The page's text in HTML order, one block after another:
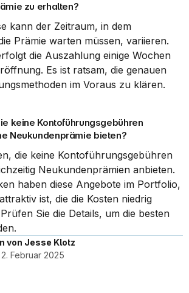
zu erhalten?
kann der Zeitraum, in dem
Prämie warten müssen, variieren.
die Auszahlung einige Wochen
Es ist ratsam, die genauen
im Voraus zu klären.
keine Kontoführungsgebühren
Neukundenprämie bieten?
die keine Kontoführungsgebühren
Neukundenprämien anbieten.
haben diese Angebote im Portfolio,
ist, die die Kosten niedrig
Sie die Details, um die besten
von Jesse Klotz
Februar 2025